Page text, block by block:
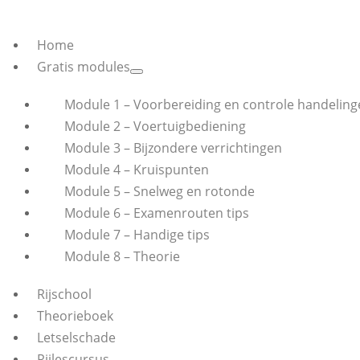
Home
Gratis modules
Module 1 – Voorbereiding en controle
Module 2 – Voertuigbediening
Module 3 – Bijzondere verrichtingen
Module 4 – Kruispunten
Module 5 – Snelweg en rotonde
Module 6 – Examenrouten tips
Module 7 – Handige tips
Module 8 – Theorie
Rijschool
Theorieboek
Letselschade